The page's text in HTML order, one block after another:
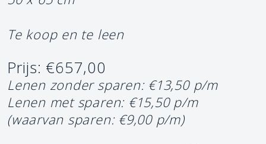
Te koop en te leen
Prijs: €657,00
Lenen zonder sparen: €13,50 p/m
Lenen met sparen: €15,50 p/m
(waarvan sparen: €9,00 p/m)